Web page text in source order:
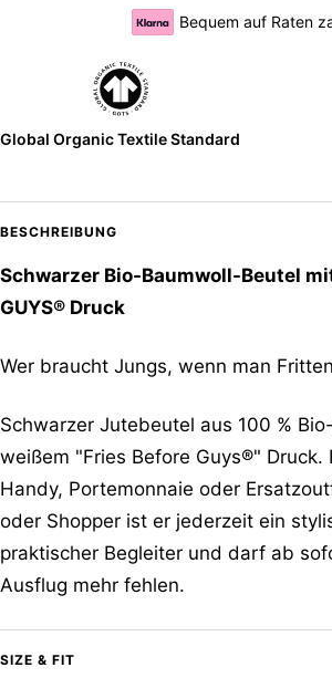
Bequem auf Raten
Global Organic Textile Standard
BESCHREIBUNG
Schwarzer Bio-Baumwoll-Beutel mit
GUYS® Druck
Wer braucht Jungs, wenn man
Schwarzer Jutebeutel aus 100 %
weißem "Fries Before Guys®" Druck.
Handy, Portemonnaie oder
oder Shopper ist er jederzeit ein
praktischer Begleiter und darf ab
Ausflug mehr fehlen.
SIZE & FIT